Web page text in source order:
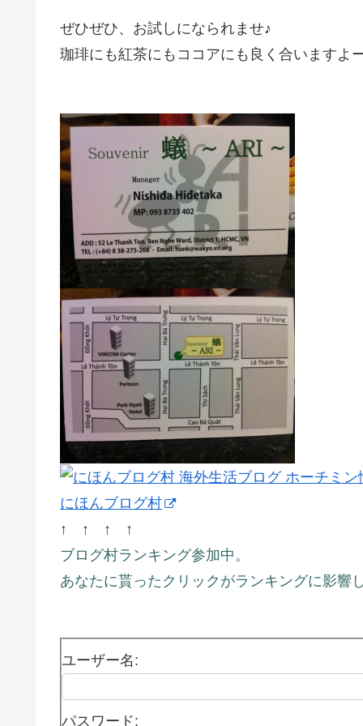
ぜひぜひ、お試しになられませ♪
珈琲にも紅茶にもココアにも良く合いますよ
にほんブログ村
↑ ↑ ↑ ↑
ブログ村ランキング参加中。
あなたに貰ったクリックがランキングに影響
ユーザー名:
パスワード: